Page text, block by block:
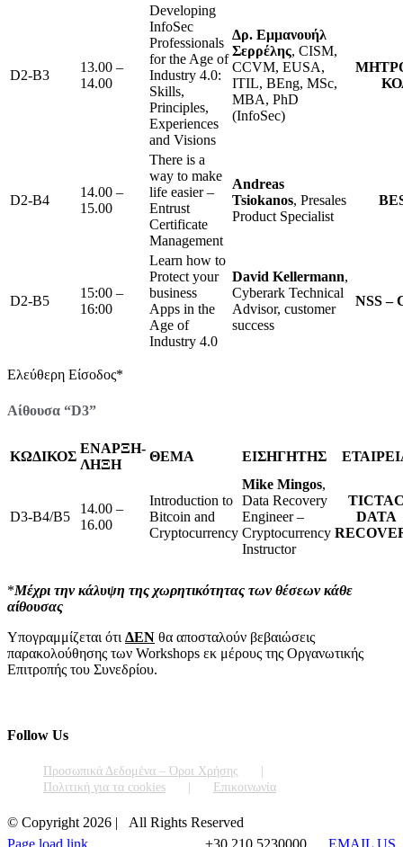
D2-B3
13.00 –
14.00
Developing
InfoSec
Professionals
for the Age of
Industry 4.0:
Skills,
Principles,
Experiences
and Visions
Δρ. Εμμανουήλ
Σερρέλης, CISM,
CCVM, EUSA,
ITIL, BEng, MSc,
MBA, PhD
(InfoSec)
D2-B4
14.00 –
15.00
There is a
way to make
life easier –
Entrust
Certificate
Management
Andreas
Tsiokanos, Presales
Product Specialist
D2-B5
15:00 –
16:00
Learn how to
Protect your
business
Apps in the
Age of
Industry 4.0
David Kellermann,
Cyberark Technical
Advisor, customer
success
NSS –
Ελεύθερη Είσοδος*
Αίθουσα “D3”
ΚΩΔΙΚΟΣ
ΕΝΑΡΞΗ-
ΛΗΞΗ
ΘΕΜΑ ΕΙΣΗΓΗΤΗΣ
D3-B4/B5
14.00 –
16.00
Introduction to
Bitcoin and
Cryptocurrency
Mike Mingos,
Data Recovery
Engineer –
Cryptocurrency
Instructor
DATA
*Μέχρι την κάλυψη της χωρητικότητας των θέσεων κάθε
αίθουσας
Υπογραμμίζεται ότι ΔΕΝ θα αποσταλούν βεβαιώσεις
παρακολούθησης των Workshops εκ μέρους της Οργανωτικής
Επιτροπής του Συνεδρίου.
Follow Us
Προσωπικά Δεδομένα – Όροι Χρήσης
Πολιτική για τα cookies
Επικοινωνία
© Copyright2026 | All Rights Reserved